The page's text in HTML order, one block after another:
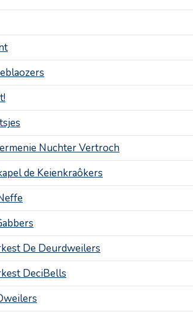
Nuchter Vertroch
de Keienkraôkers
De Deurdweilers
DeciBells